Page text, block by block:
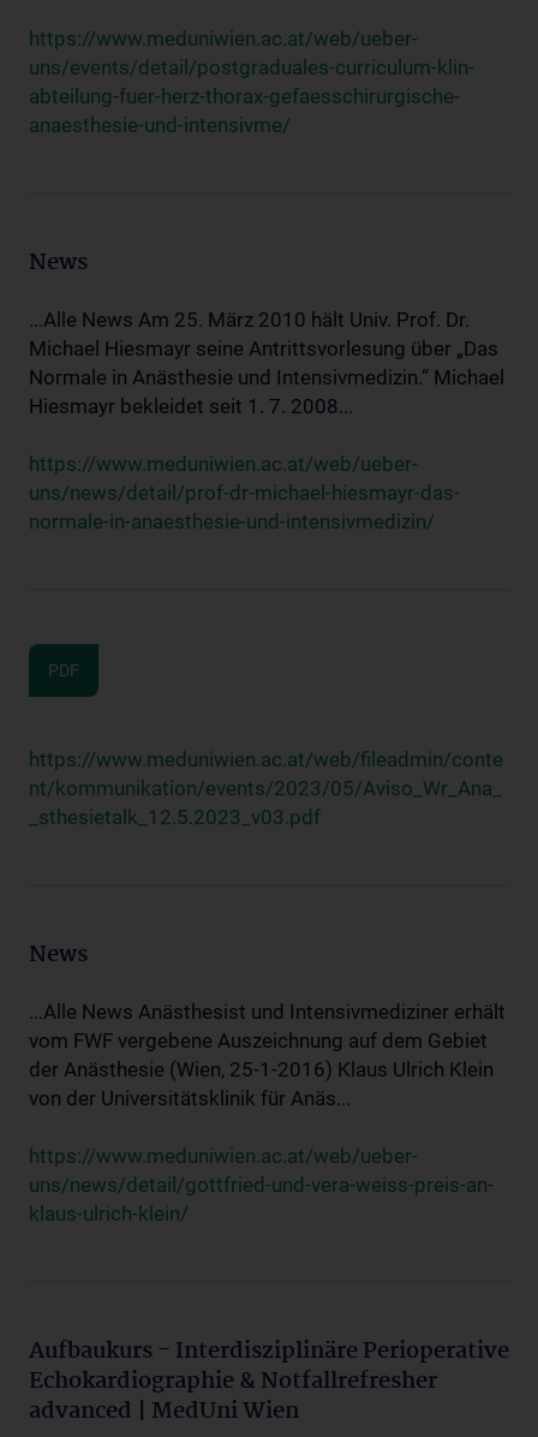
https://www.meduniwien.ac.at/web/ueber-
uns/events/detail/postgraduales-curriculum-klin-
abteilung-fuer-herz-thorax-gefaesschirurgische-
anaesthesie-und-intensivme/
News
...Alle News Am 25. März 2010 hält Univ. Prof. Dr.
Michael Hiesmayr seine Antrittsvorlesung über „Das
Normale in Anästhesie und Intensivmedizin.“ Michael
Hiesmayr bekleidet seit 1. 7. 2008...
https://www.meduniwien.ac.at/web/ueber-
uns/news/detail/prof-dr-michael-hiesmayr-das-
normale-in-anaesthesie-und-intensivmedizin/
PDF
https://www.meduniwien.ac.at/web/fileadmin/conte
nt/kommunikation/events/2023/05/Aviso_Wr_Ana_
_sthesietalk_12.5.2023_v03.pdf
News
...Alle News Anästhesist und Intensivmediziner erhält
vom FWF vergebene Auszeichnung auf dem Gebiet
der Anästhesie (Wien, 25-1-2016) Klaus Ulrich Klein
von der Universitätsklinik für Anäs...
https://www.meduniwien.ac.at/web/ueber-
uns/news/detail/gottfried-und-vera-weiss-preis-an-
klaus-ulrich-klein/
Aufbaukurs - Interdisziplinäre Perioperative
Echokardiographie & Notfallrefresher
advanced | MedUni Wien